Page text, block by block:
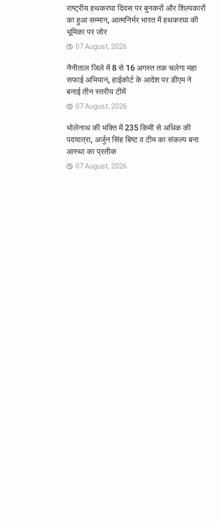
राष्ट्रीय हथकरघा दिवस पर बुनकरों और शिल्पकारों
का हुआ सम्मान, आत्मनिर्भर भारत में हथकरघा की
भूमिका पर जोर
07 August, 2026
नैनीताल जिले में 8 से 16 अगस्त तक चलेगा महा
सफाई अभियान, हाईकोर्ट के आदेश पर डीएम ने
बनाई तीन स्तरीय टीमें
07 August, 2026
भोलेनाथ की भक्ति में 235 किमी से अधिक की
पदयात्रा, अर्जुन सिंह बिष्ट व टीम का संकल्प बना
आस्था का प्रतीक
07 August, 2026